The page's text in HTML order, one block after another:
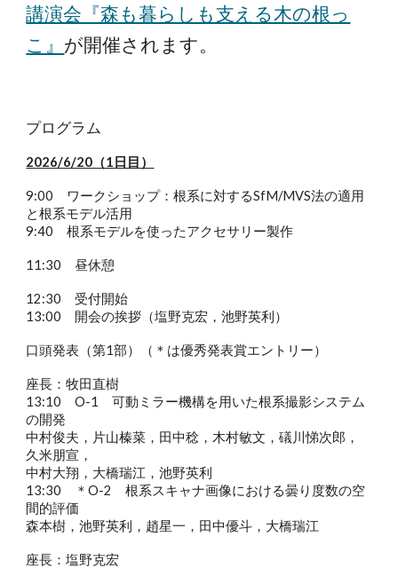
講演会『森も暮らしも支える木の根っ
こ』 が開催されます。
プログラム
2026/6/20（1日目）
9:00 ワークショップ：根系に対するSfM/MVS法の適用
と根系モデル活用
9:40 根系モデルを使ったアクセサリー製作
11:30 昼休憩
12:30 受付開始
13:00 開会の挨拶（塩野克宏，池野英利）
口頭発表（第1部）（＊は優秀発表賞エントリー）
座長：牧田直樹
13:10 O-1 可動ミラー機構を用いた根系撮影システム
の開発
中村俊夫，片山榛菜，田中稔，木村敏文，礒川悌次郎，
久米朋宣，
中村大翔，大橋瑞江，池野英利
13:30 ＊O-2 根系スキャナ画像における曇り度数の空
間的評価
森本樹，池野英利，趙星一，田中優斗，大橋瑞江
座長：塩野克宏